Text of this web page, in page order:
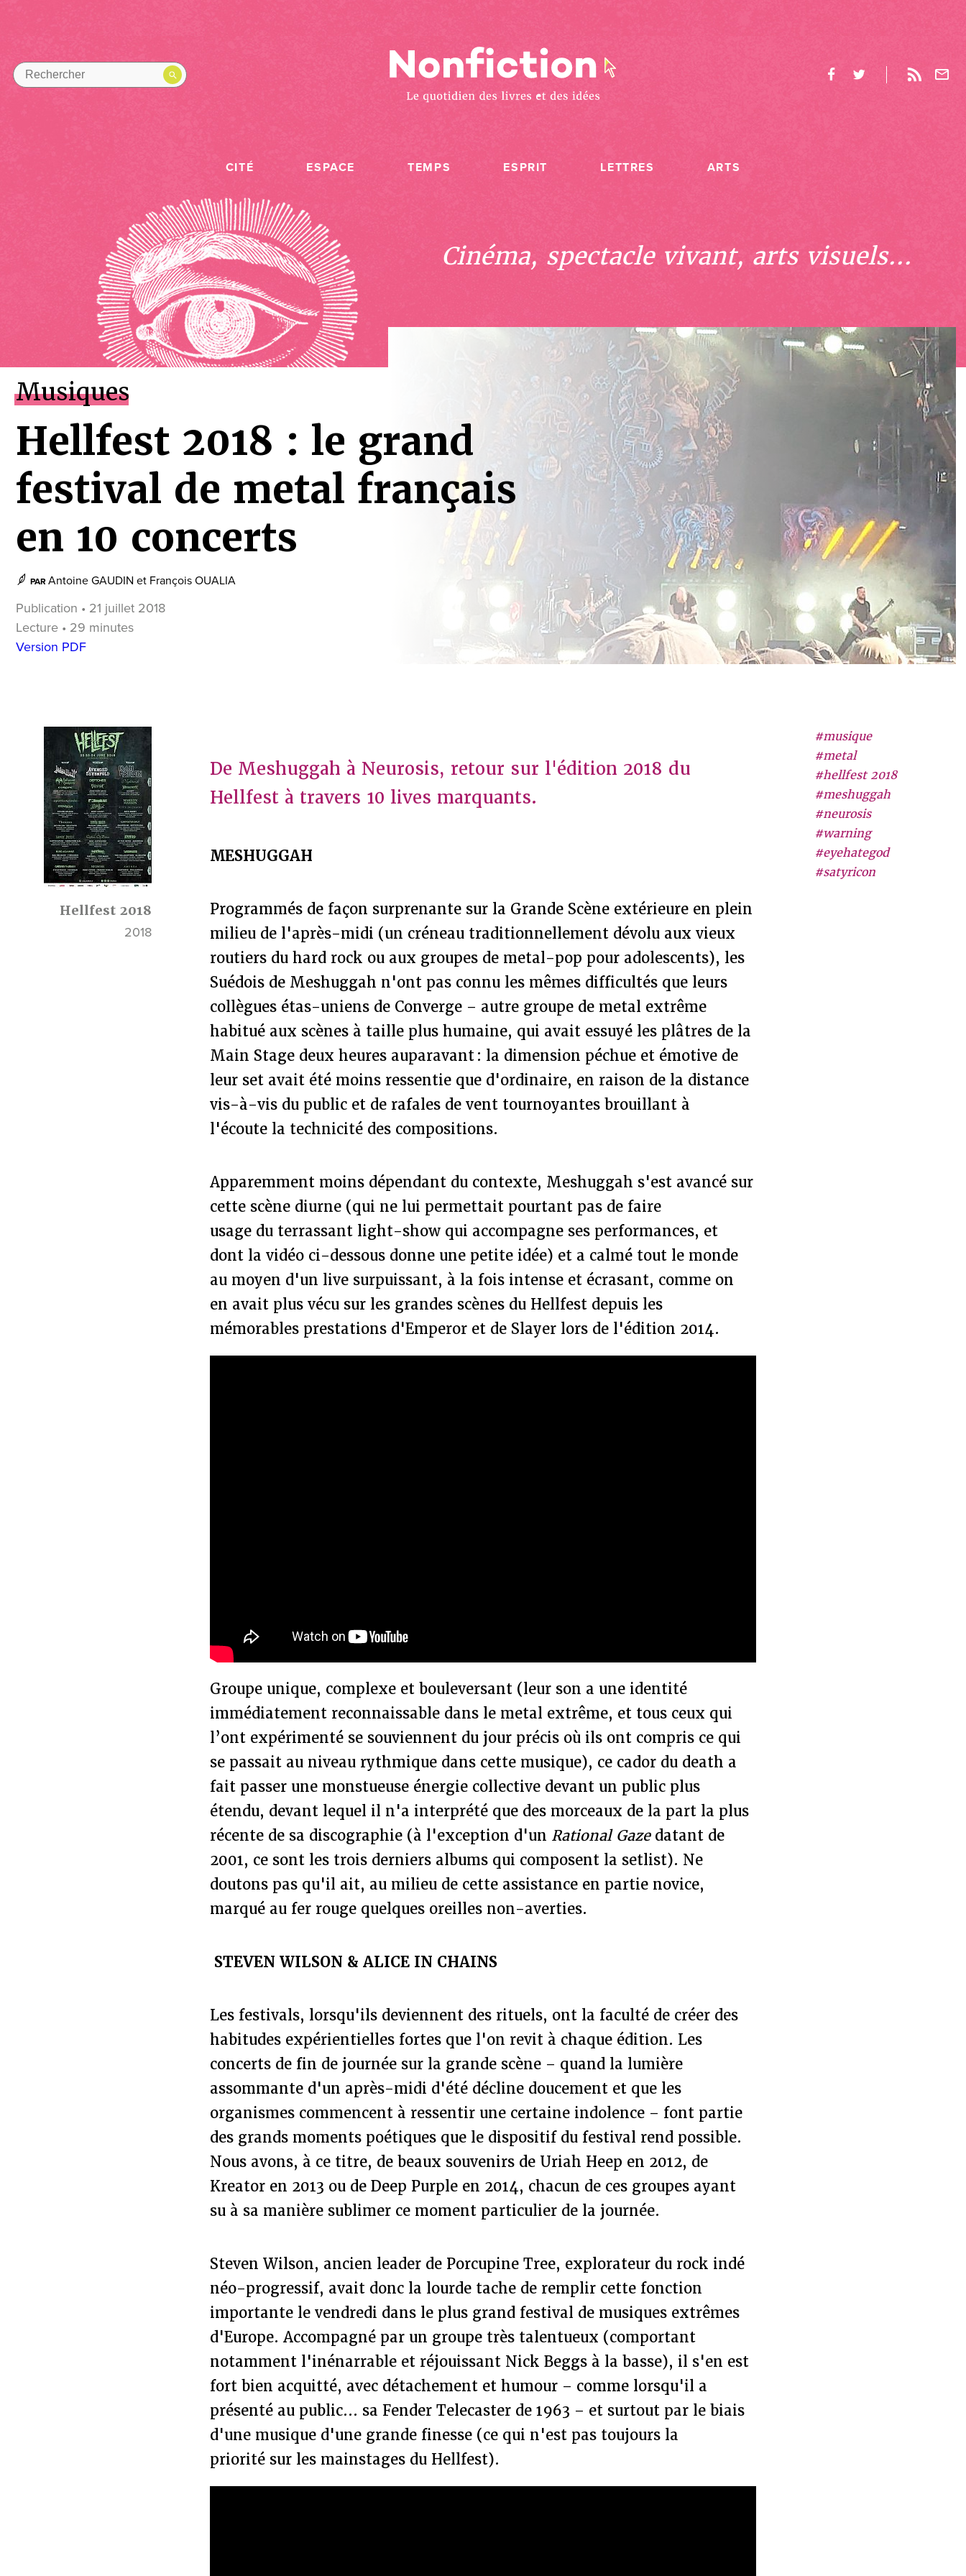
CITÉ ESPACE TEMPS ESPRIT LETTRES ARTS
Cinéma, spectacle vivant, arts visuels...
Musiques
Hellfest 2018 : le grand
festival de metal français
en 10 concerts
PAR Antoine GAUDIN et François OUALIA
Publication • 21 juillet 2018
Lecture • 29 minutes
Version PDF
Hellfest 2018
2018
#musique
#metal
#hellfest 2018
#meshuggah
#neurosis
#warning
#eyehategod
#satyricon
De Meshuggah à Neurosis, retour sur l'édition 2018 du
Hellfest à travers 10 lives marquants.
MESHUGGAH
Programmés de façon surprenante sur la Grande Scène extérieure en plein
milieu de l'après-midi (un créneau traditionnellement dévolu aux vieux
routiers du hard rock ou aux groupes de metal-pop pour adolescents), les
Suédois de Meshuggah n'ont pas connu les mêmes difficultés que leurs
collègues étas-uniens de Converge – autre groupe de metal extrême
habitué aux scènes à taille plus humaine, qui avait essuyé les plâtres de la
Main Stage deux heures auparavant : la dimension péchue et émotive de
leur set avait été moins ressentie que d'ordinaire, en raison de la distance
vis-à-vis du public et de rafales de vent tournoyantes brouillant à
l'écoute la technicité des compositions.
Apparemment moins dépendant du contexte, Meshuggah s'est avancé sur
cette scène diurne (qui ne lui permettait pourtant pas de faire
usage du terrassant light-show qui accompagne ses performances, et
dont la vidéo ci-dessous donne une petite idée) et a calmé tout le monde
au moyen d'un live surpuissant, à la fois intense et écrasant, comme on
en avait plus vécu sur les grandes scènes du Hellfest depuis les
mémorables prestations d'Emperor et de Slayer lors de l'édition 2014.
Groupe unique, complexe et bouleversant (leur son a une identité
immédiatement reconnaissable dans le metal extrême, et tous ceux qui
l’ont expérimenté se souviennent du jour précis où ils ont compris ce qui
se passait au niveau rythmique dans cette musique), ce cador du death a
fait passer une monstueuse énergie collective devant un public plus
étendu, devant lequel il n'a interprété que des morceaux de la part la plus
récente de sa discographie (à l'exception d'un Rational Gazedatant de
2001, ce sont les trois derniers albums qui composent la setlist). Ne
doutons pas qu'il ait, au milieu de cette assistance en partie novice,
marqué au fer rouge quelques oreilles non-averties.
STEVEN WILSON & ALICE IN CHAINS
Les festivals, lorsqu'ils deviennent des rituels, ont la faculté de créer des
habitudes expérientielles fortes que l'on revit à chaque édition. Les
concerts de fin de journée sur la grande scène – quand la lumière
assommante d'un après-midi d'été décline doucement et que les
organismes commencent à ressentir une certaine indolence – font partie
des grands moments poétiques que le dispositif du festival rend possible.
Nous avons, à ce titre, de beaux souvenirs de Uriah Heep en 2012, de
Kreator en 2013 ou de Deep Purple en 2014, chacun de ces groupes ayant
su à sa manière sublimer ce moment particulier de la journée.
Steven Wilson, ancien leader de Porcupine Tree, explorateur du rock indé
néo-progressif, avait donc la lourde tache de remplir cette fonction
importante le vendredi dans le plus grand festival de musiques extrêmes
d'Europe. Accompagné par un groupe très talentueux (comportant
notamment l'inénarrable et réjouissant Nick Beggs à la basse), il s'en est
fort bien acquitté, avec détachement et humour – comme lorsqu'il a
présenté au public... sa Fender Telecaster de 1963 – et surtout par le biais
d'une musique d'une grande finesse (ce qui n'est pas toujours la
priorité sur les mainstages du Hellfest).